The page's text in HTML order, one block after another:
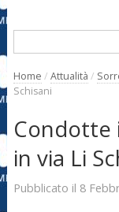
Home / Attualità /
Schisani
Condotte
in via Li
Pubblicato il 8